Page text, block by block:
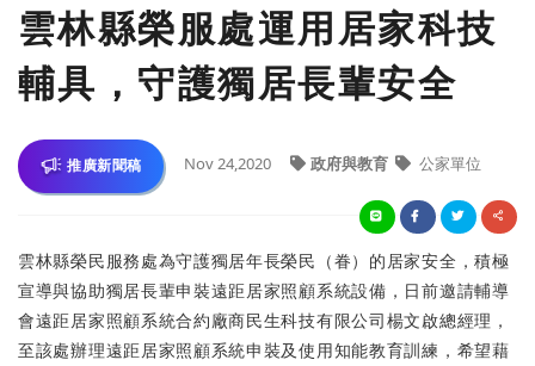
雲林縣榮服處運用居家科技
輔具，守護獨居長輩安全
推廣新聞稿 Nov 24,2020 政府與教育 公家單位
雲林縣榮民服務處為守護獨居年長榮民（眷）的居家安全，積極
宣導與協助獨居長輩申裝遠距居家照顧系統設備，日前邀請輔導
會遠距居家照顧系統合約廠商民生科技有限公司楊文啟總經理，
至該處辦理遠距居家照顧系統申裝及使用知能教育訓練，希望藉